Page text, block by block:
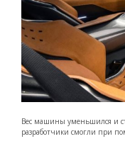
Вес машины уменьшился и
разработчики смогли при